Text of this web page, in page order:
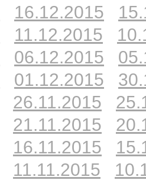
16.12.2015
11.12.2015
06.12.2015
01.12.2015
26.11.2015
21.11.2015
16.11.2015
11.11.2015